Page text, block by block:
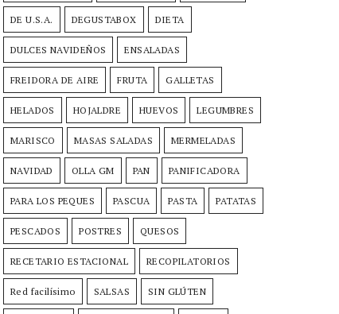
DE U.S.A. DEGUSTABOX DIETA
DULCES NAVIDEÑOS ENSALADAS
FREIDORA DE AIRE FRUTA GALLETAS
HELADOS HOJALDRE HUEVOS LEGUMBRES
MARISCO MASAS SALADAS MERMELADAS
NAVIDAD OLLA GM PAN PANIFICADORA
PARA LOS PEQUES PASCUA PASTA PATATAS
PESCADOS POSTRES QUESOS
RECETARIO ESTACIONAL RECOPILATORIOS
Red facilísimo SALSAS SIN GLÚTEN